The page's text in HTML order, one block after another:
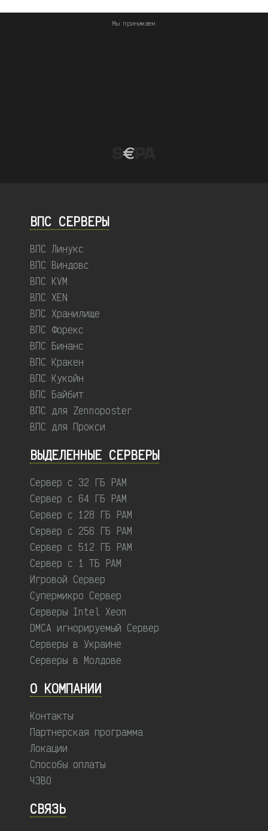
Мы принимаем
ВПС СЕРВЕРЫ
ВПС Линукс
ВПС Виндовс
ВПС KVM
ВПС XEN
ВПС Хранилище
ВПС Форекс
ВПС Бинанс
ВПС Кракен
ВПС Кукойн
ВПС Байбит
ВПС для Zennoposter
ВПС для Прокси
ВЫДЕЛЕННЫЕ CЕРВЕРЫ
Сервер с 32 ГБ РАМ
Сервер с 64 ГБ РАМ
Сервер с 128 ГБ РАМ
Сервер с 256 ГБ РАМ
Сервер с 512 ГБ РАМ
Сервер с 1 ТБ РАМ
Игровой Сервер
Супермикро Сервер
Серверы Intel Xeon
DMCA игнорируемый Сервер
Серверы в Украине
Серверы в Молдове
О КОМПАНИИ
Контакты
Партнерская программа
Локации
Способы оплаты
ЧЗВО
СВЯЗЬ